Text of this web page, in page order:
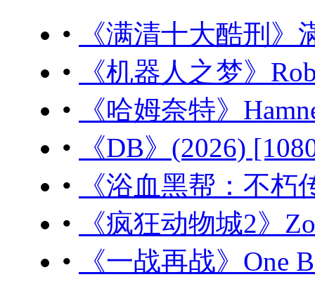
•
《满清十大酷刑
•
《机器人之梦》
•
《哈姆奈特》
•
《DB》(2026)
•
《浴血黑帮：不朽
•
《疯狂动物城2》
•
《一战再战》One